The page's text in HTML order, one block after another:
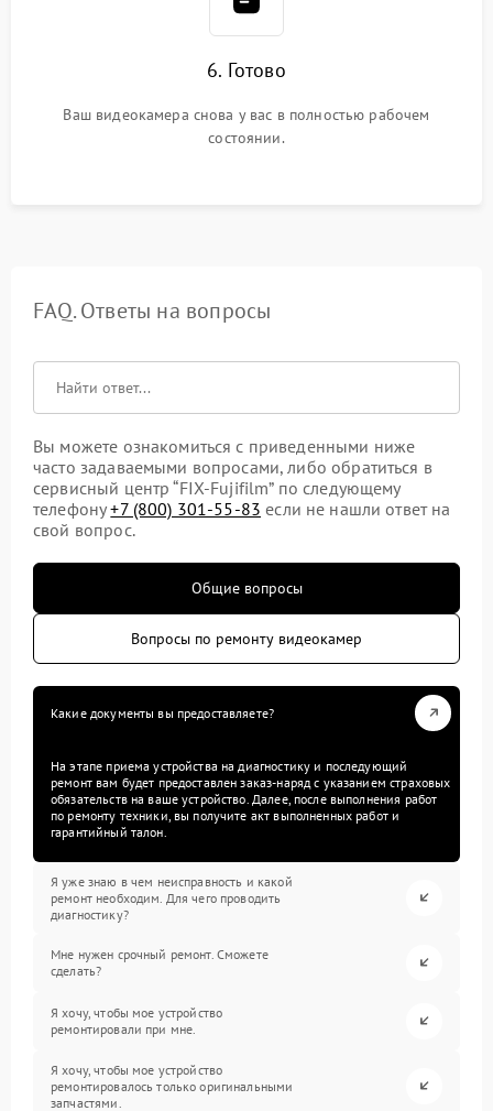
6. Готово
Ваш видеокамера снова у вас в полностью рабочем
состоянии.
FAQ. Ответы на вопросы
Вы можете ознакомиться с приведенными ниже
часто задаваемыми вопросами, либо обратиться в
сервисный центр “FIX-Fujifilm” по следующему
телефону+7 (800) 301-55-83 если не нашли ответ на
свой вопрос.
Общие вопросы
Вопросы по ремонту видеокамер
Какие документы вы предоставляете?
На этапе приема устройства на диагностику и последующий
ремонт вам будет предоставлен заказ-наряд с указанием страховых
обязательств на ваше устройство. Далее, после выполнения работ
по ремонту техники, вы получите акт выполненных работ и
гарантийный талон.
Я уже знаю в чем неисправность и какой
ремонт необходим. Для чего проводить
диагностику?
Мне нужен срочный ремонт. Сможете
сделать?
Я хочу, чтобы мое устройство
ремонтировали при мне.
Я хочу, чтобы мое устройство
ремонтировалось только оригинальными
запчастями.